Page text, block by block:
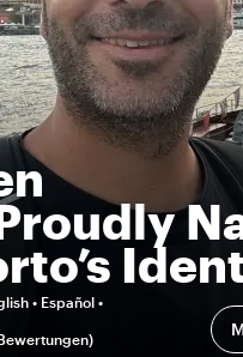
• Español •
)